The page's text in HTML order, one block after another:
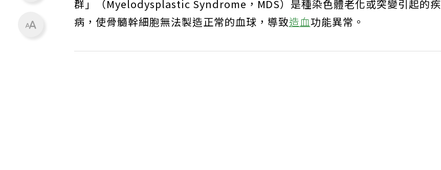
群」（Myelodysplastic Syndrome，MDS）是種染色體老化或突變引起的疾
病，使骨髓幹細胞無法製造正常的血球，導致造血功能異常。